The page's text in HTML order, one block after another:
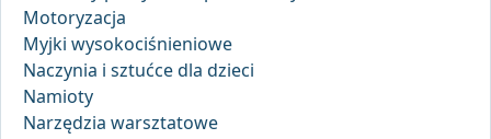
Motoryzacja
Myjki wysokociśnieniowe
Naczynia i sztućce dla dzieci
Namioty
Narzędzia warsztatowe